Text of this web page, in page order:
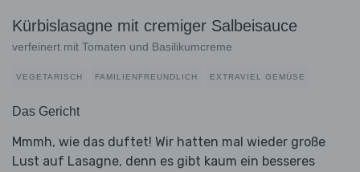
Kürbislasagne mit cremiger Salbeisauce
verfeinert mit Tomaten und Basilikumcreme
VEGETARISCH FAMILIENFREUNDLICH EXTRAVIEL GEMÜSE
Das Gericht
Mmmh, wie das duftet! Wir hatten mal wieder große
Lust auf Lasagne, denn es gibt kaum ein besseres